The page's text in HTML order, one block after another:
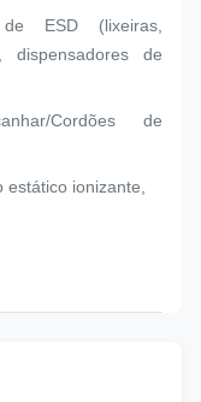
ESD (lixeiras,
dispensadores de
Cordões de
ionizante,